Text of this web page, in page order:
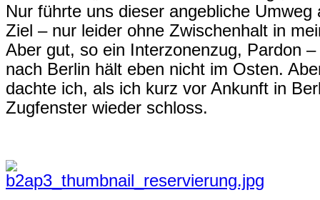
Nur führte uns dieser angebliche
Ziel – nur leider ohne Zwischenhalt in
Aber gut, so ein Interzonenzug, Pardon
nach Berlin hält eben nicht im Osten.
dachte ich, als ich kurz vor Ankunft in
Zugfenster wieder schloss.